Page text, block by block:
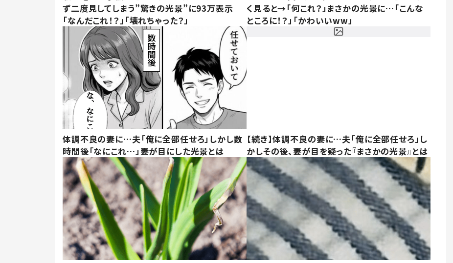
ず二度見してしまう”驚きの光景”に93万表示
「なんだこれ！？」「壊れちゃった？」
く見ると→「何これ？」まさかの光景に…「こんな
ところに！？」「かわいいww」
体調不良の妻に…夫「俺に全部任せろ」しかし数
時間後「なにこれ…」妻が目にした光景とは
【続き】体調不良の妻に…夫「俺に全部任せろ」し
かしその後、妻が目を疑った『まさかの光景』とは